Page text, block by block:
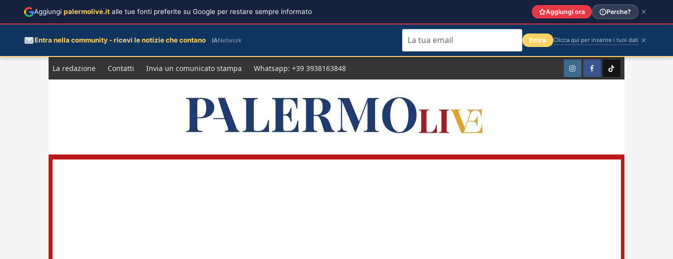
La redazione Contatti Invia un comunicato stampa Whatsapp: +39 3938163848 InstagramFacebookTikTok
Aggiungi palermolive.it alle tue fonti preferite su Google per restare sempre informato Aggiungi ora Perche?
Entra nella community - ricevi le notizie che contano IANetwork Entra Clicca qui per inserire i tuoi dati